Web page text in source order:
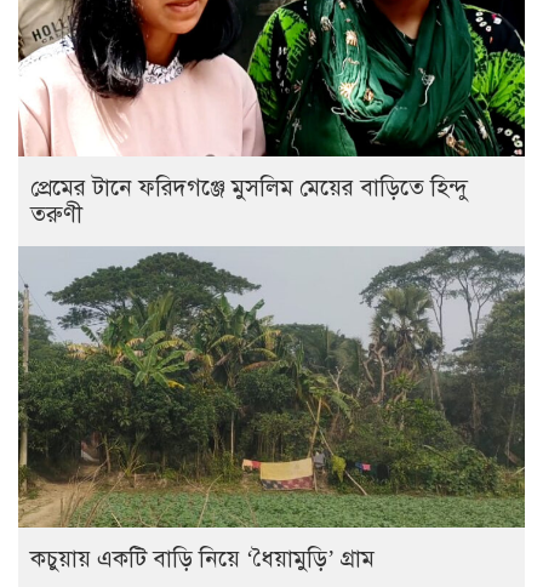
প্রেমের টানে ফরিদগঞ্জে মুসলিম মেয়ের বাড়িতে হিন্দু
তরুণী
কচুয়ায় একটি বাড়ি নিয়ে ‘ধৈয়ামুড়ি’ গ্রাম